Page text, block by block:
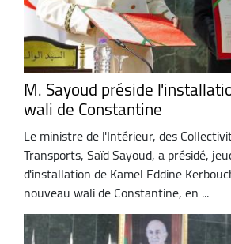
M. Sayoud préside
wali de Constantine
Le ministre de l'Intérieur, des
Transports, Saïd Sayoud, a présidé,
d'installation de Kamel Eddine
nouveau wali de Constantine, en ...